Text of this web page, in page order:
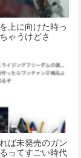
上に向けた時っ
ゃうけどさ
ば未発売のガン
ってすごい時代